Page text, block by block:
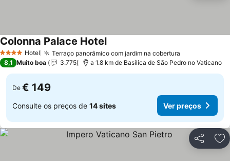
4 EstrelasHotel Terraço panorâmico com jardim na cobertura
Colonna Palace Hotel
8,1 Muito boa 3.775 a 1.8 km de Basílica de São Pedro no Vaticano
De € 149
Consulte os preços de 14 sites Ver preços
Partilhar